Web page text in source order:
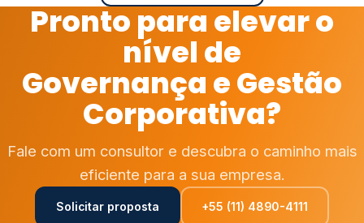
Pronto para elevar o
nível de
Governança e Gestão
Corporativa?
Fale com um consultor e descubra o caminho mais
eficiente para a sua empresa.
Solicitar proposta +55 (11) 4890-4111